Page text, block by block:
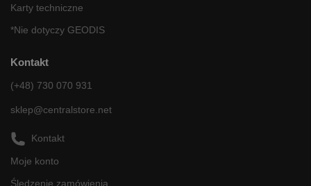
Karty techniczne
*Nie dotyczy GEODIS
Kontakt
(+48) 730 070 931
sklep@centralstore.net
Kontakt
Moje konto
Śledzenie zamówienia